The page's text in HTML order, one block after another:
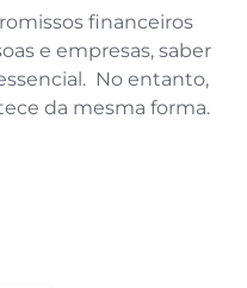
financeiros
e empresas, saber
No entanto,
da mesma forma.